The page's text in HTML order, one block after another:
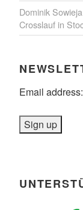
Dominik
Crosslauf in
Email address: